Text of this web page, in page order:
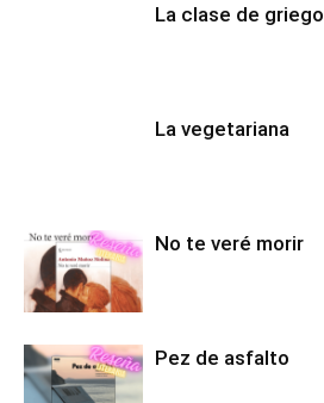
La clase de griego
La vegetariana
No te veré morir
Pez de asfalto